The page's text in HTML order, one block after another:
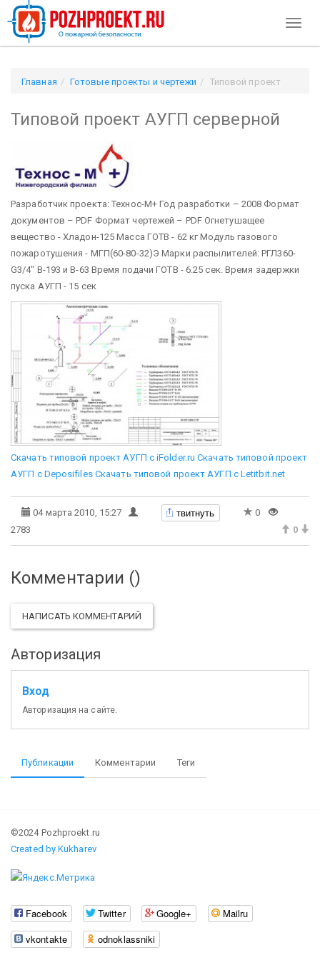
Главная Готовые проекты и чертежи
Типовой проект
Типовой проект АУГП серверной
Разработчик проекта: Технос-М+ Год разработки – 2008 Формат
документов – PDF Формат чертежей – PDF Огнетушащее
вещество - Хладон-125 Масса ГОТВ - 62 кг Модуль газового
пожаротушения - МГП(60-80-32)Э Марки распылителей: РГЛ360-
G3/4" В-193 и В-63 Время подачи ГОТВ - 6.25 сек. Время задержки
пуска АУГП - 15 сек
Скачать типовой проект АУГП с iFolder.ru Скачать типовой проект
АУГП с Deposifiles Скачать типовой проект АУГП с Letitbit.net
04 марта 2010, 15:27 твитнуть
0
2783
0
Комментарии ()
НАПИСАТЬ КОММЕНТАРИЙ
Авторизация
Вход
Авторизация на сайте.
Публикации Комментарии Теги
©2024 Pozhproekt.ru
Created by Kukharev
Facebook Twitter Google+
Mailru
vkontakte
odnoklassniki